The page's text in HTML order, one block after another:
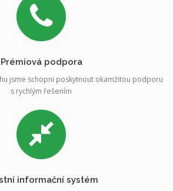
Prémiová podpora
jsme schopni poskytnout okamžitou podporu
s rychlým řešením
informační systém